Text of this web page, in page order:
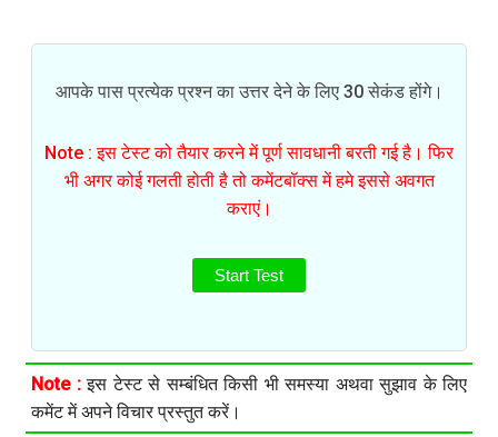
आपके पास प्रत्येक प्रश्न का उत्तर देने के लिए 30 सेकंड होंगे।
Note : इस टेस्ट को तैयार करने में पूर्ण सावधानी बरती गई है। फिर
भी अगर कोई गलती होती है तो कमेंटबॉक्स में हमे इससे अवगत
कराएं।
Start Test
Note :इस टेस्ट से सम्बंधित किसी भी समस्या अथवा सुझाव के लिए
कमेंट में अपने विचार प्रस्तुत करें।